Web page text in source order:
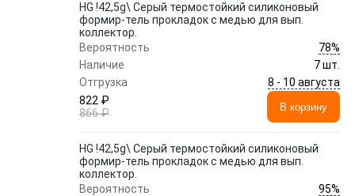
HG !42,5g\ Серый термостойкий силиконовый
формир-тель прокладок с медью для вып.
коллектор.
Вероятность
78%
Наличие
7 шт.
Отгрузка
8 - 10 августа
822 ₽
866 ₽
В корзину
HG !42,5g\ Серый термостойкий силиконовый
формир-тель прокладок с медью для вып.
коллектор.
Вероятность
95%